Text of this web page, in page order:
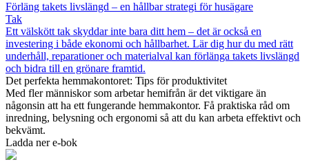
Förläng takets livslängd – en hållbar strategi för husägare
Tak
Ett välskött tak skyddar inte bara ditt hem – det är också en
investering i både ekonomi och hållbarhet. Lär dig hur du med rätt
underhåll, reparationer och materialval kan förlänga takets livslängd
och bidra till en grönare framtid.
Det perfekta hemmakontoret: Tips för produktivitet
Med fler människor som arbetar hemifrån är det viktigare än
någonsin att ha ett fungerande hemmakontor. Få praktiska råd om
inredning, belysning och ergonomi så att du kan arbeta effektivt och
bekvämt.
Ladda ner e-bok